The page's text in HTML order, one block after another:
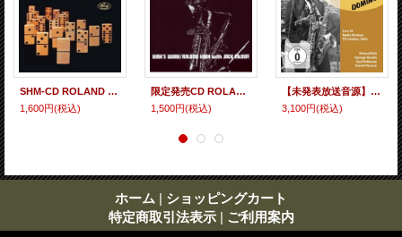
SHM-CD ROLAND KIRK ローランド・カーク / DOMINO ドミノ
1,600円(税込)
限定発売CD ROLAND KIRK ローランド・カーク・ウィズ / KIRK'S WORK カークズ・ワーク
1,500円(税込)
【未発表放送音源】(CD + DVD) Roland Kirk Quartet ローランド・カーク / Domino (Live At Radio Bremen Tv-studios 1963)
3,100円(税込)
ホーム | ショッピングカート
特定商取引法表示 | ご利用案内